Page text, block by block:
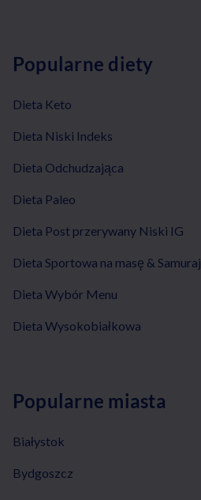
Popularne diety
Dieta Keto
Dieta Niski Indeks
Dieta Odchudzająca
Dieta Paleo
Dieta Post przerywany Niski IG
Dieta Sportowa na masę & Samuraj
Dieta Wybór Menu
Dieta Wysokobiałkowa
Popularne miasta
Białystok
Bydgoszcz